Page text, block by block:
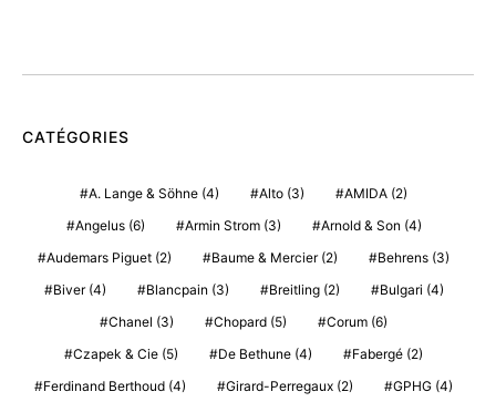
CATÉGORIES
A. Lange & Söhne (4) Alto (3) AMIDA (2)
Angelus(6) Armin Strom(3) Arnold & Son (4)
Audemars Piguet (2) Baume & Mercier(2) Behrens (3)
Biver(4) Blancpain (3) Breitling(2) Bulgari (4)
Chanel (3) Chopard (5) Corum (6)
Czapek & Cie (5) De Bethune (4) Fabergé (2)
Ferdinand Berthoud (4) Girard-Perregaux (2) GPHG (4)